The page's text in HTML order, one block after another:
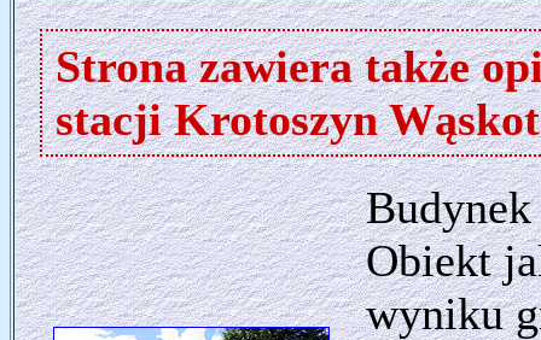
Strona zawiera także
stacji Krotoszyn
Obiekt
wyniku